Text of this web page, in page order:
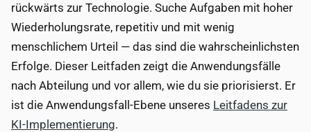
rückwärts zur Technologie. Suche Aufgaben mit hoher
Wiederholungsrate, repetitiv und mit wenig
menschlichem Urteil — das sind die wahrscheinlichsten
Erfolge. Dieser Leitfaden zeigt die Anwendungsfälle
nach Abteilung und vor allem, wie du sie priorisierst. Er
ist die Anwendungsfall-Ebene unseres Leitfadens zur
KI-Implementierung.